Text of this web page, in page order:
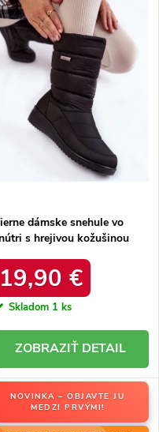
dámske snehule vo
s hrejivou kožušinou
19,90 €
Skladom 1 ks
DETAIL
NOVINKA – OBJAVTE JU
MEDZI PRVÝMI!